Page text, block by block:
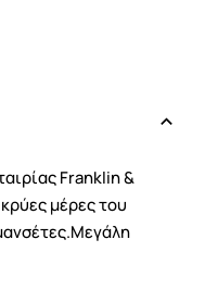
Franklin &
μέρες του